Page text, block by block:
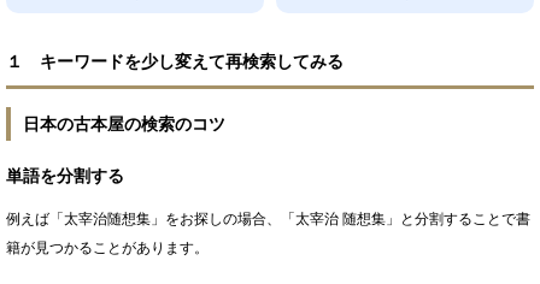
１ キーワードを少し変えて再検索してみる
日本の古本屋の検索のコツ
単語を分割する
例えば「太宰治随想集」をお探しの場合、「太宰治 随想集」と分割することで書
籍が見つかることがあります。